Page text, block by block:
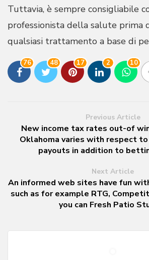
Tuttavia, è sempre consigliabile
professionista della salute prima
qualsiasi trattamento a base di
76 48 17 2 10
Previous Article
New income tax rates out-of
Oklahoma varies with respect
payouts in addition to
Next Article
An informed web sites have fun
such as for example RTG,
you can Fresh Patio